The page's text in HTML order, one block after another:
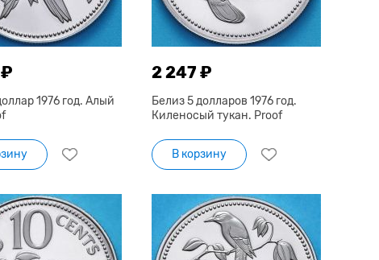
1976 год. Алый
2 247 ₽
Белиз 5 долларов 1976 год.
Киленосый тукан. Proof
В корзину